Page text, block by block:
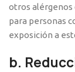
otros alérgenos
para personas
exposición a
b.